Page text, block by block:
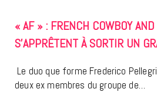
« AF » : FRENCH COWBOY
S’APPRÊTENT À SORTIR UN
Le duo que forme Frederico
deux ex membres du groupe de…